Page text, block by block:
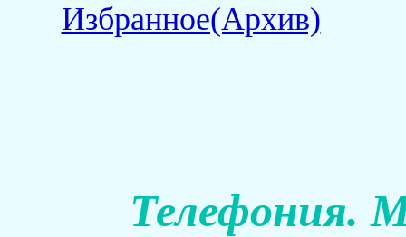
Избранное(Архив)
Телефония.